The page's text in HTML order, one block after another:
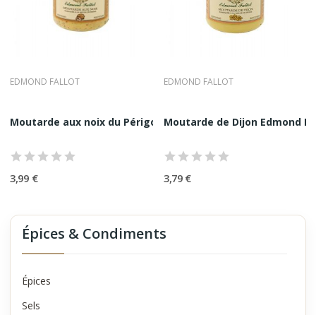
Épices & Condiments
Épices
Sels
EDMOND FALLOT
Moutarde aux noix du Périgord Edmond Fallot 21CL
3,99 €
EDMOND FALLOT
Moutarde de Dijon Edmond
3,79 €